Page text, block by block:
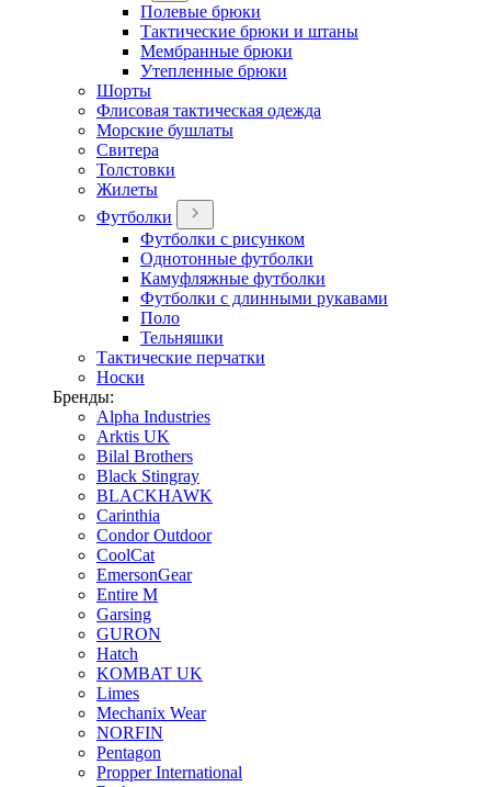
Полевые брюки
Тактические брюки и штаны
Мембранные брюки
Утепленные брюки
Шорты
Флисовая тактическая одежда
Морские бушлаты
Свитера
Толстовки
Жилеты
Футболки
Футболки с рисунком
Однотонные футболки
Камуфляжные футболки
Футболки с длинными рукавами
Поло
Тельняшки
Тактические перчатки
Носки
Бренды:
Alpha Industries
Arktis UK
Bilal Brothers
Black Stingray
BLACKHAWK
Carinthia
Condor Outdoor
CoolCat
EmersonGear
Entire M
Garsing
GURON
Hatch
KOMBAT UK
Limes
Mechanix Wear
NORFIN
Pentagon
Propper International